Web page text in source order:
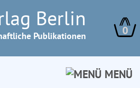
Berlin
Publikationen 0
MENÜ